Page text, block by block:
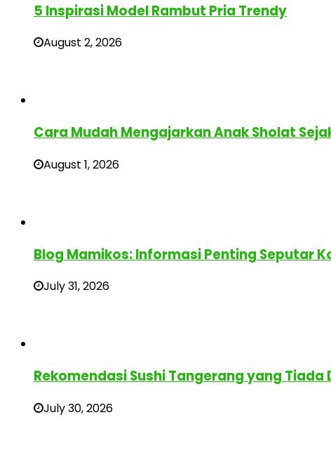
5 Inspirasi Model Rambut Pria Trendy
August 2, 2026
Cara Mudah Mengajarkan Anak Sholat
August 1, 2026
Blog Mamikos: Informasi Penting Seputar
July 31, 2026
Rekomendasi Sushi Tangerang yang Tiada
July 30, 2026